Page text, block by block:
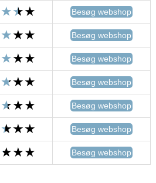
Besøg webshop
Besøg webshop
Besøg webshop
Besøg webshop
Besøg webshop
Besøg webshop
Besøg webshop